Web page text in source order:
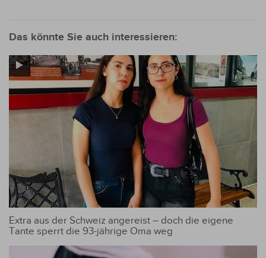
Das könnte Sie auch interessieren:
Extra aus der Schweiz angereist – doch die eigene
Tante sperrt die 93-jährige Oma weg